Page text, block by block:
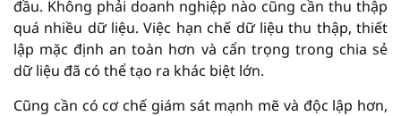
đầu. Không phải doanh nghiệp nào cũng cần thu thập
quá nhiều dữ liệu. Việc hạn chế dữ liệu thu thập, thiết
lập mặc định an toàn hơn và cẩn trọng trong chia sẻ
dữ liệu đã có thể tạo ra khác biệt lớn.
Cũng cần có cơ chế giám sát mạnh mẽ và độc lập hơn,